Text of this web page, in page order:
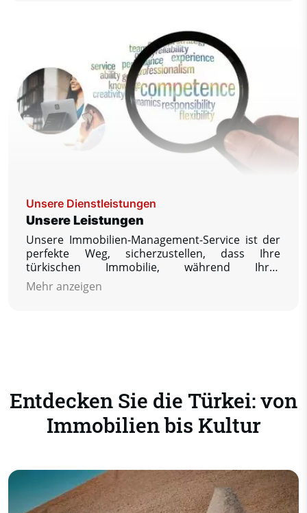
Unsere Dienstleistungen
Unsere Leistungen
Unsere Immobilien-Management-Service ist der
perfekte Weg, sicherzustellen, dass Ihre
türkischen Immobilie, während Ihrer
Abwesenheit gehegt und gepflegt wird. Unsere
Firmenphilosophie besagt, dass wir Ihnen als
Mehr anzeigen
Entdecken Sie die Türkei: von
Immobilien bis Kultur